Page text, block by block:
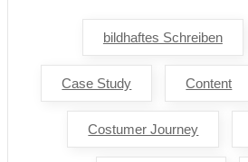
bildhaftes Schreiben
Case Study Content
Costumer Journey